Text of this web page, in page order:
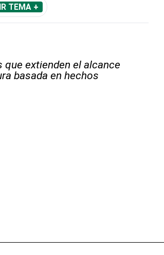
TEMA +
extienden el alcance
basada en hechos